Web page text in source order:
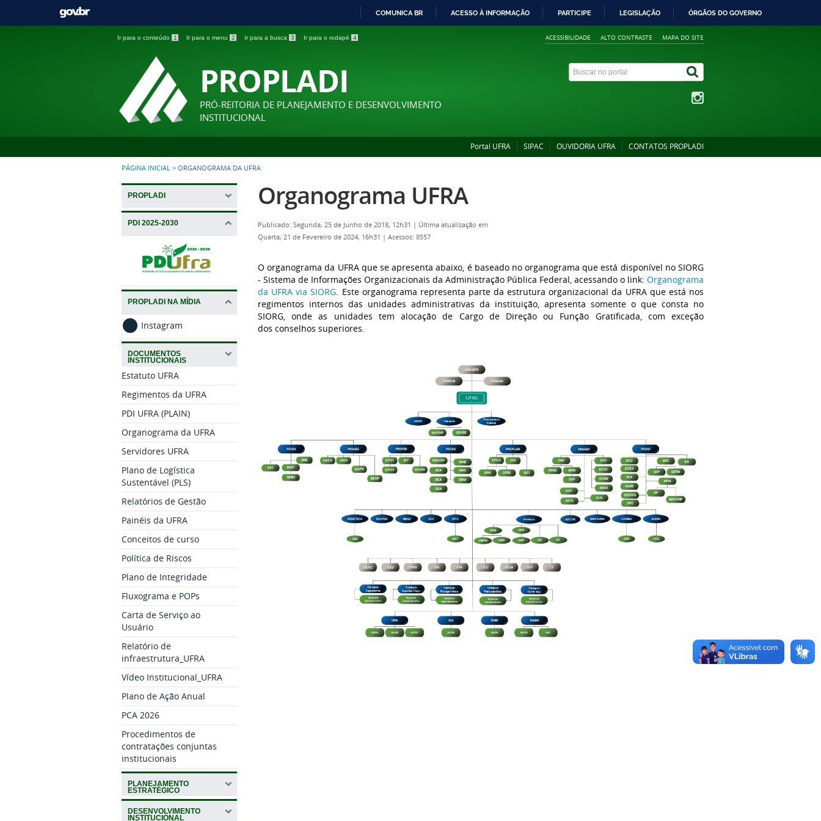
COMUNICA BR ACESSO À INFORMAÇÃO PARTICIPE LEGISLAÇÃO ÓRGÃOS DO GOVERNO
Ir para o conteúdo 1 Ir para o menu 2 Ir para a busca 3 Ir para o rodapé 4 ACESSIBILIDADE ALTO CONTRASTE MAPA DO SITE
PROPLADI
PRÓ-REITORIA DE PLANEJAMENTO E DESENVOLVIMENTO
INSTITUCIONAL
Portal UFRA SIPAC OUVIDORIA UFRA CONTATOS PROPLADI
PÁGINA INICIAL > ORGANOGRAMA DA UFRA
PROPLADI
PDI 2025-2030
PROPLADI NA MÍDIA
Instagram
DOCUMENTOS
INSTITUCIONAIS
Estatuto UFRA
Regimentos da UFRA
PDI UFRA (PLAIN)
Organograma da UFRA
Servidores UFRA
Plano de Logística
Sustentável (PLS)
Relatórios de Gestão
Painéis da UFRA
Conceitos de curso
Política de Riscos
Plano de Integridade
Fluxograma e POPs
Carta de Serviço ao
Usuário
Relatório de
infraestrutura_UFRA
Vídeo Institucional_UFRA
Plano de Ação Anual
PCA 2026
Procedimentos de
contratações conjuntas
institucionais
PLANEJAMENTO
ESTRATÉGICO
DESENVOLVIMENTO
INSTITUCIONAL
Organograma UFRA
Publicado: Segunda, 25 de Junho de 2018, 12h31 | Última atualização em
Quarta, 21 de Fevereiro de 2024, 16h31 | Acessos: 8557
O organograma da UFRA que se apresenta abaixo, é baseado no organograma que está disponível no SIORG
- Sistema de Informações Organizacionais da Administração Pública Federal, acessando o link: Organograma
da UFRA via SIORG . Este organograma representa parte da estrutura organizacional da UFRA que está nos
regimentos internos das unidades administrativas da instituição, apresenta somente o que consta no
SIORG, onde as unidades tem alocação de Cargo de Direção ou Função Gratificada, com exceção
dos conselhos superiores.